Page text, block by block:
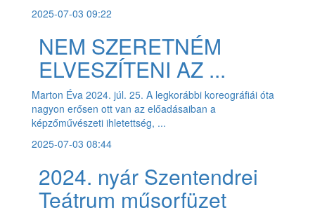
2025-07-03 09:22
NEM SZERETNÉM
ELVESZÍTENI AZ ...
Marton Éva 2024. júl. 25. A legkorábbi koreográfiái óta
nagyon erősen ott van az előadásaiban a
képzőművészeti ihletettség, ...
2025-07-03 08:44
2024. nyár Szentendrei
Teátrum műsorfüzet